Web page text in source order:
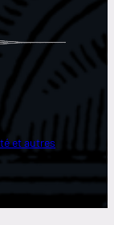
et autres